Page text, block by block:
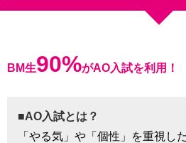
BM生90%がAO入試を利用！
■AO入試とは？
「やる気」や「個性」を重視し